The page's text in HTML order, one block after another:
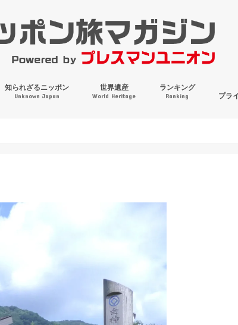
知られざるニッポン
Unknown Japan
世界遺産
World Heritage
ランキング
Ranking プラ